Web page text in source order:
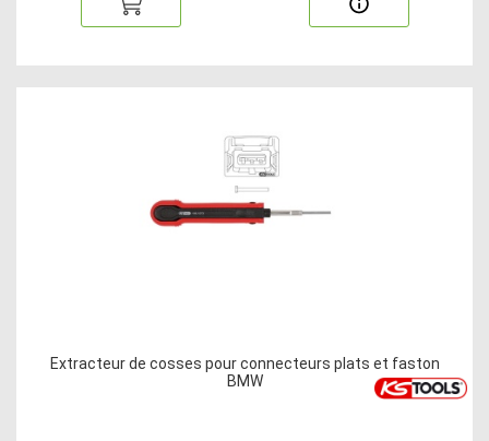
Extracteur de cosses pour connecteurs plats et faston
BMW